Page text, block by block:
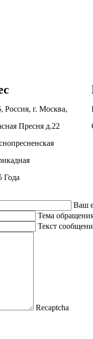
Россия, г. Москва,
Пресня д.22
Года
Ваш
Тема
Текст
Recaptcha